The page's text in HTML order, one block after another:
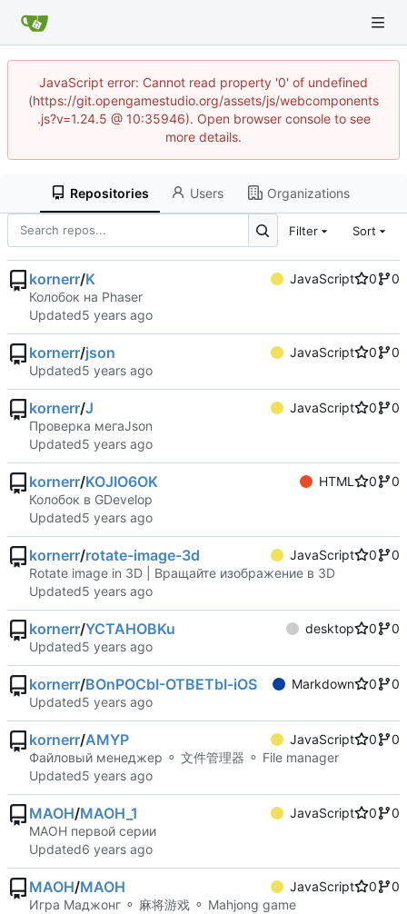
JavaScript error: Cannot read property '0' of undefined
(https://git.opengamestudio.org/assets/js/webcomponents
.js?v=1.24.5 @ 10:35946). Open browser console to see
more details.
Repositories Users Organizations
Filter Sort
kornerr/K JavaScript 0
0
Колобок на Phaser
Updated
kornerr/json JavaScript 0
0
Updated
kornerr/J JavaScript 0
0
Проверка мегаJson
Updated
kornerr/KOJIO6OK HTML 0
0
Колобок в GDevelop
Updated
kornerr/rotate-image-3d JavaScript 0
0
Rotate image in 3D | Вращайте изображение в 3D
Updated
kornerr/YCTAHOBKu desktop 0
0
Updated
kornerr/BOnPOCbI-OTBETbI-iOS Markdown 0
0
Updated
kornerr/AMYP JavaScript 0
0
Файловый менеджер ⚬ 文件管理器 ⚬ File manager
Updated
MAOH/MAOH_1 JavaScript 0
0
МАОН первой серии
Updated
MAOH/MAOH JavaScript 0
0
Игра Маджонг ⚬ 麻将游戏 ⚬ Mahjong game